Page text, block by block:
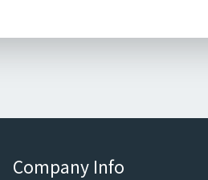
Company Info